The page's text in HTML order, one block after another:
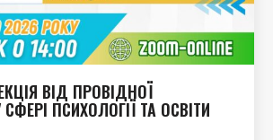
ВІД ПРОВІДНОЇ
ПСИХОЛОГІЇ ТА ОСВІТИ